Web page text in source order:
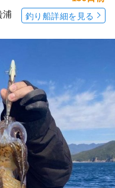
浦
釣り船詳細を見る